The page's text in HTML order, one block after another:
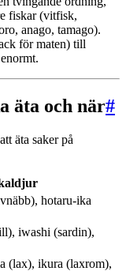
fiskar (vitfisk,
anago, tamago).
för maten) till
äta och när#
äta saker på
hotaru-ika
iwashi (sardin),
(lax), ikura (laxrom),